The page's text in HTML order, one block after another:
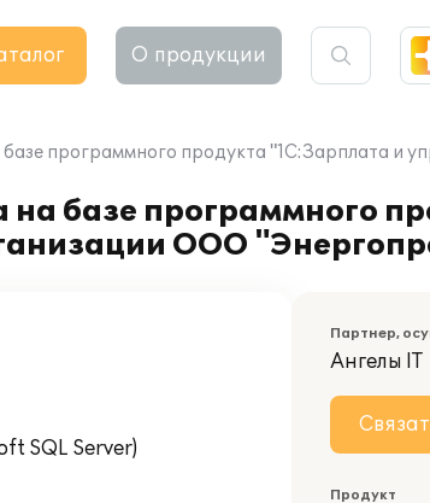
О продукции
базе программного продукта "1С:Зарплата
на базе программного
ООО
SQL Server)
Партнер,
Ангелы IT
Продукт